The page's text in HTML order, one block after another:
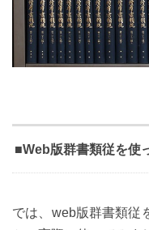
■Web版群書類従を使
では、web版群書類従